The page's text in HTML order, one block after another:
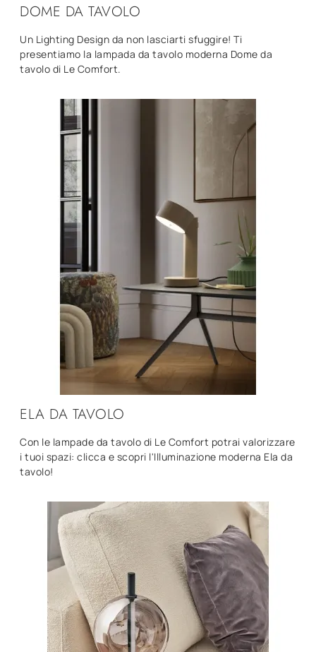
DOME DA TAVOLO
Un Lighting Design da non lasciarti sfuggire! Ti
presentiamo la lampada da tavolo moderna Dome da
tavolo di Le Comfort.
ELA DA TAVOLO
Con le lampade da tavolo di Le Comfort potrai valorizzare
i tuoi spazi: clicca e scopri l'Illuminazione moderna Ela da
tavolo!